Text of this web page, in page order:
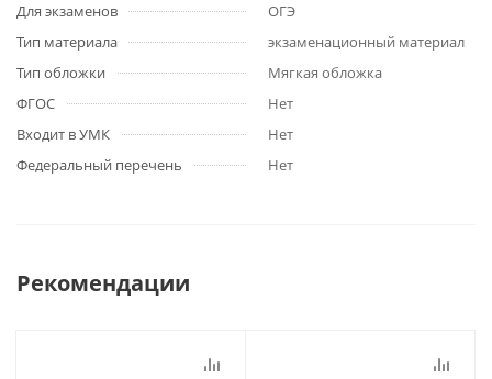
Для экзаменов
ОГЭ
Тип материала
экзаменационный материал
Тип обложки
Мягкая обложка
ФГОС
Нет
Входит в УМК
Нет
Федеральный перечень
Нет
Рекомендации